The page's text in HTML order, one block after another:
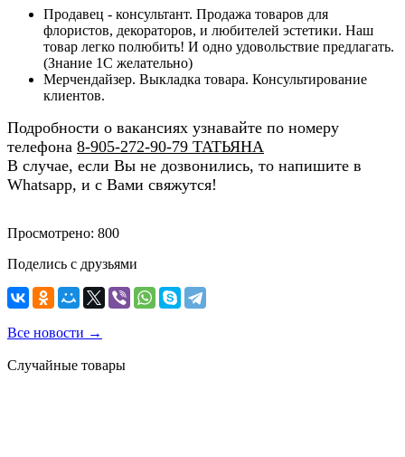
Продавец - консультант. Продажа товаров для
флористов, декораторов, и любителей эстетики. Наш
товар легко полюбить! И одно удовольствие предлагать.
(Знание 1С желательно)
Мерчендайзер. Выкладка товара. Консультирование
клиентов.
Подробности о вакансиях узнавайте по номеру
телефона 8-905-272-90-79 ТАТЬЯНА
В случае, если Вы не дозвонились, то напишите в
Whatsapp, и с Вами свяжутся!
Просмотрено: 800
Поделись с друзьями
Все новости →
Случайные товары